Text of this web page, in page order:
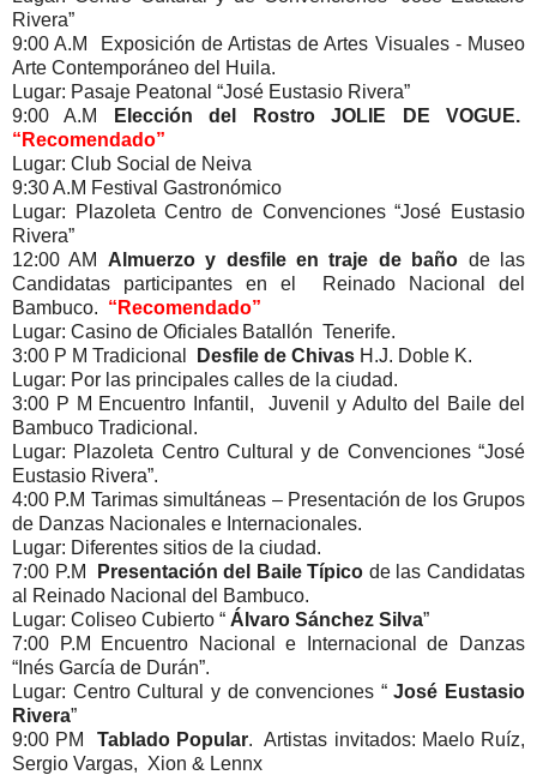
Rivera”
9:00 A.M Exposición de Artistas de Artes Visuales - Museo
Arte Contemporáneo del Huila.
Lugar: Pasaje Peatonal “José Eustasio Rivera”
9:00 A.M
Elección del Rostro
JOLIE DE VOGUE.
“Recomendado”
Lugar: Club Social de Neiva
9:30 A.M Festival Gastronómico
Lugar: Plazoleta Centro de Convenciones “José Eustasio
Rivera”
12:00 AM Almuerzo y desfile en traje de baño de las
Candidatas participantes en el Reinado Nacional del
Bambuco. “Recomendado”
Lugar: Casino de Oficiales Batallón Tenerife.
3:00 P M Tradicional
Desfile de Chivas H.J. Doble K.
Lugar: Por las principales calles de la ciudad.
3:00 P M Encuentro Infantil, Juvenil y Adulto del Baile del
Bambuco Tradicional.
Lugar: Plazoleta Centro Cultural y de Convenciones “José
Eustasio Rivera”.
4:00 P.M Tarimas simultáneas – Presentación de los Grupos
de Danzas Nacionales e Internacionales.
Lugar: Diferentes sitios de la ciudad.
7:00 P.M
Presentación del Baile Típico de las Candidatas
al Reinado Nacional del Bambuco.
Lugar: Coliseo Cubierto “ Álvaro Sánchez Silva”
7:00 P.M Encuentro Nacional e Internacional de Danzas
“Inés García de Durán”.
Lugar: Centro Cultural y de convenciones “José Eustasio
Rivera”
9:00 PM Tablado Popular. Artistas invitados: Maelo Ruíz,
Sergio Vargas, Xion & Lennx